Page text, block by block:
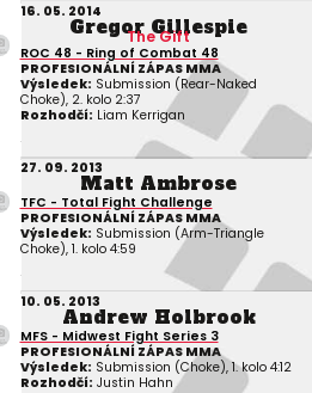
16. 05. 2014
Gregor Gillespie
The Gift
ROC 48 - Ring of Combat 48
PROFESIONÁLNÍ ZÁPAS MMA
Výsledek: Submission (Rear-Naked
Choke), 2. kolo 2:37
Rozhodčí: Liam Kerrigan
27. 09. 2013
Matt Ambrose
TFC - Total Fight Challenge
PROFESIONÁLNÍ ZÁPAS MMA
Výsledek: Submission (Arm-Triangle
Choke), 1. kolo 4:59
10. 05. 2013
Andrew Holbrook
MFS - Midwest Fight Series 3
PROFESIONÁLNÍ ZÁPAS MMA
Výsledek: Submission (Choke), 1. kolo 4:12
Rozhodčí: Justin Hahn